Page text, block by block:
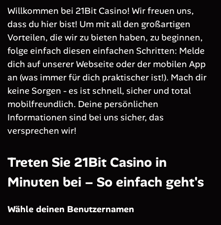
Willkommen bei 21Bit Casino! Wir freuen uns,
dass du hier bist! Um mit all den großartigen
Vorteilen, die wir zu bieten haben, zu beginnen,
folge einfach diesen einfachen Schritten: Melde
dich auf unserer Webseite oder der mobilen App
an (was immer für dich praktischer ist!). Mach dir
keine Sorgen - es ist schnell, sicher und total
mobilfreundlich. Deine persönlichen
Informationen sind bei uns sicher, das
versprechen wir!
Treten Sie 21Bit Casino in
Minuten bei – So einfach geht's
Wähle deinen Benutzernamen